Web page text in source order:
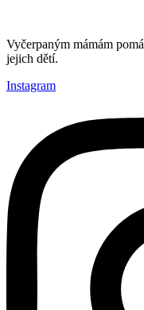
Vyčerpaným mámám
jejich dětí.
Instagram